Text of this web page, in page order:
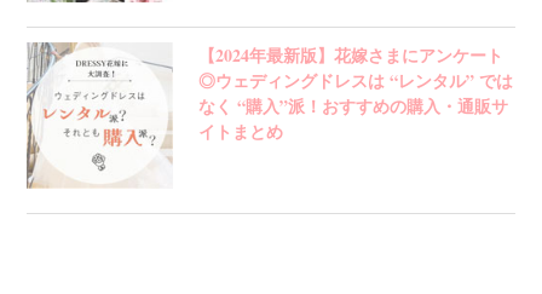
【2024年最新版】花嫁さまにアンケート
◎ウェディングドレスは “レンタル” では
なく “購入”派！おすすめの購入・通販サ
イトまとめ